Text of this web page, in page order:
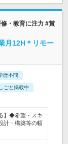
・教育に注力 #賞
月12H＊リモー
歴不問
ごと掲載中
】◆希望・スキ
計・構築等の幅